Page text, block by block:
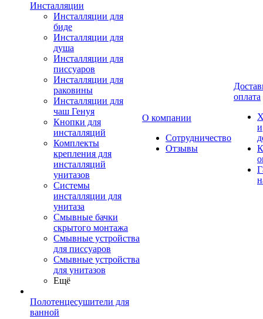
Инсталляции
Инсталляции для
биде
Инсталляции для
душа
Инсталляции для
писсуаров
Инсталляции для
раковины
Инсталляции для
чаш Генуя
Кнопки для
инсталляций
Комплекты
крепления для
инсталляций
унитазов
Системы
инсталляции для
унитаза
Смывные бачки
скрытого монтажа
Смывные устройства
для писсуаров
Смывные устройства
для унитазов
Ещё
Полотенцесушители для
ванной
О компании
Сотрудничество
Отзывы
оплата
и